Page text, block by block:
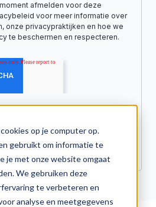
op je computer op.
gebruikt om informatie te
je met onze website omgaat
We gebruiken deze
te verbeteren en
analyse en meetgegevens
afmelden voor deze
voor meer informatie over
onze privacypraktijken en hoe we
te beschermen en respecteren.